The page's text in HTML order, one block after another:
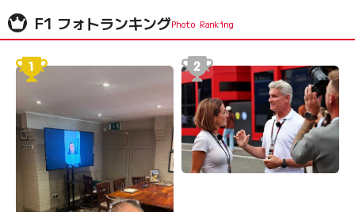
F1 フォトランキング